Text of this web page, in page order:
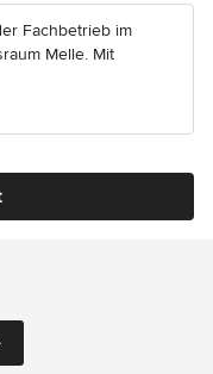
Fachbetrieb im
Melle. Mit